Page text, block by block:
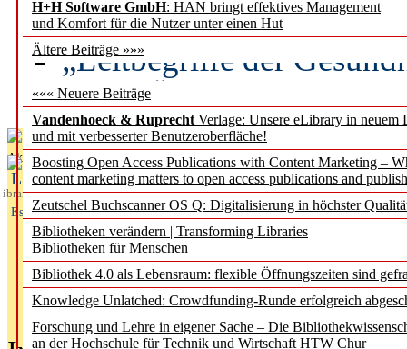
H+H Software GmbH: HAN bringt effektives Management
und Komfort für die Nutzer unter einen Hut
Ältere Beiträge »»»
««« Neuere Beiträge
Vandenhoeck & Ruprecht Verlage: Unsere eLibrary in neuem
und mit verbesserter Benutzeroberfläche!
Boosting Open Access Publications with Content Marketing –
content marketing matters to open access publications and
Zeutschel Buchscanner OS Q: Digitalisierung in höchster
Bibliotheken verändern | Transforming Libraries
Bibliotheken für Menschen
Bibliothek 4.0 als Lebensraum: flexible Öffnungszeiten sind
Knowledge Unlatched: Crowdfunding-Runde erfolgreich
Forschung und Lehre in eigener Sache – Die
an der Hochschule für Technik und Wirtschaft HTW Chur
besser zu verstehen
„Leitbegriffe der
des BIÖG erscheinen
Aktuelles aus
L
ibrary
Essentials